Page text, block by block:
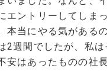
エントリーしてし
当にやる気がある
2週間でしたが、私
はあったものの社